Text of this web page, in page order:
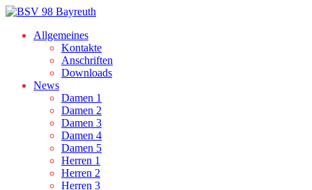
Allgemeines
Kontakte
Anschriften
Downloads
News
Damen 1
Damen 2
Damen 3
Damen 4
Damen 5
Herren 1
Herren 2
Herren 3